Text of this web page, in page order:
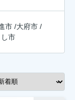
市 /大府市 /
市